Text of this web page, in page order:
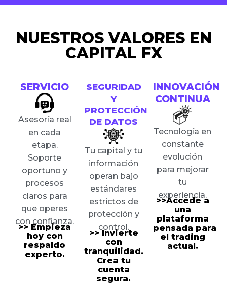
NUESTROS VALORES EN
CAPITAL FX
SERVICIO
Asesoría real
en cada
etapa.
Soporte
oportuno y
procesos
claros para
que operes
con confianza.
>> Empieza
hoy con
respaldo
experto.
SEGURIDAD
Y
PROTECCIÓN
DE DATOS
Tu capital y tu
información
operan bajo
estándares
estrictos de
protección y
control.
>> Invierte
con
tranquilidad.
Crea tu
cuenta
segura.
INNOVACIÓN
CONTINUA
Tecnología en
constante
evolución
para mejorar
tu
experiencia.
>>Accede a
una
plataforma
pensada para
el trading
actual.